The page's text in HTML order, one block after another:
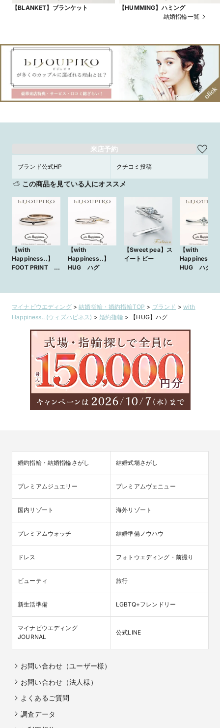
【BLANKET】ブランケット
【HUMMING】ハミング
結婚指輪一覧
来店予約
ブランド公式HP クチコミ投稿
この商品を見ている人にオススメ
【with
Happiness..】
FOOT PRINT
【with
Happiness..】
HUG ハグ
【Sweet pea】ス
イートピー
【with
Happiness..
HUG ハグ
マイナビウエディング>結婚指輪・婚約指輪TOP > ブランド > with
Happiness.. (ウィズハピネス) >婚約指輪 > 【HUG】ハグ
婚約指輪・結婚指輪さがし 結婚式場さがし
プレミアムジュエリー プレミアムヴェニュー
国内リゾート 海外リゾート
プレミアムウォッチ 結婚準備ノウハウ
ドレス フォトウエディング・前撮り
ビューティ 旅行
新生活準備 LGBTQ+フレンドリー
マイナビウエディング
JOURNAL
公式LINE
お問い合わせ（ユーザー様）
お問い合わせ（法人様）
よくあるご質問
調査データ